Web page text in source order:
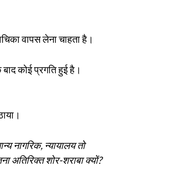
वापस लेना चाहता है।
कोई प्रगति हुई है।
नागरिक, न्यायालय तो
अतिरिक्त शोर-शराबा क्यों?